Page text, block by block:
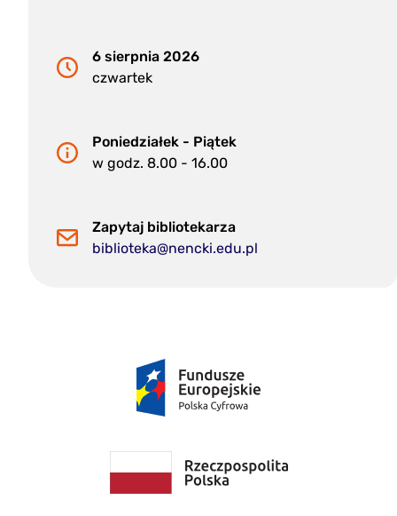
6 sierpnia 2026
czwartek
Poniedziałek - Piątek
w godz. 8.00 - 16.00
Zapytaj bibliotekarza
biblioteka@nencki.edu.pl